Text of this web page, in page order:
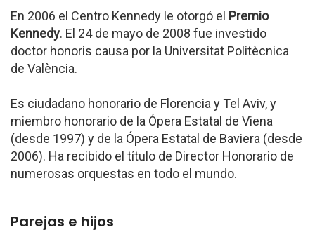
En 2006 el Centro Kennedy le otorgó el Premio
Kennedy. El 24 de mayo de 2008 fue investido
doctor honoris causa por la Universitat Politècnica
de València.
Es ciudadano honorario de Florencia y Tel Aviv, y
miembro honorario de la Ópera Estatal de Viena
(desde 1997) y de la Ópera Estatal de Baviera (desde
2006). Ha recibido el título de Director Honorario de
numerosas orquestas en todo el mundo.
Parejas e hijos